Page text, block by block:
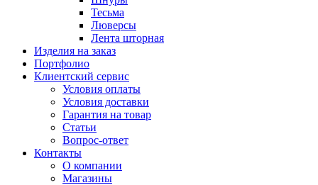
Тесьма
Люверсы
Лента шторная
Изделия на заказ
Портфолио
Клиентский сервис
Условия оплаты
Условия доставки
Гарантия на товар
Статьи
Вопрос-ответ
Контакты
О компании
Магазины